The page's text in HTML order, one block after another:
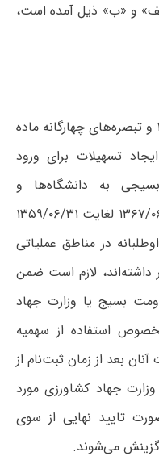
و «ب» ذیل آمده است،
رزمندگانی که بر اساس ماده ۱ و تبصره‌های چهارگانه ماده
تسهیلات برای ورود
به دانشگاه‌ها و
مؤسسات آموزش عالی از تاریخ ۱۳۶۷/۰۶/۳۱ لغایت ۱۳۵۹/۰۶/۳۱
داوطلبانه در مناطق عملیاتی
لازم است ضمن
بسیج یا وزارت جهاد
استفاده از سهمیه
آنان بعد از زمان ثبت‌نام از
جهاد کشاورزی مورد
تایید نهایی از سوی
گزینش می‌شوند.